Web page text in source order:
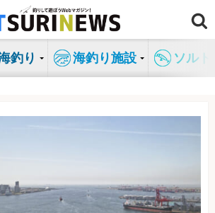
釣り 海釣り施設 ソル